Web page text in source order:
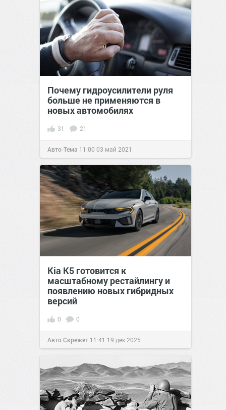
Почему гидроусилители руля
больше не применяются в
новых автомобилях
31 21
Авто-Тема 11:00 03 май 2021
Kia K5 готовится к
масштабному рестайлингу и
появлению новых гибридных
версий
0 0
Авто Скрежет 11:41 19 дек 2025